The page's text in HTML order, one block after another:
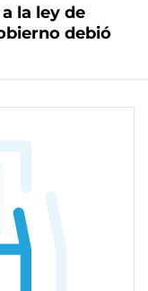
la ley de
debió